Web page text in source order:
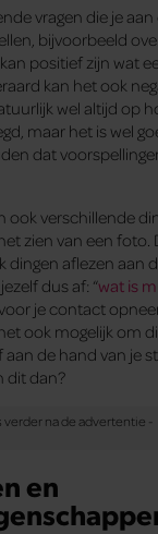
vragen die je aan
bijvoorbeeld
positief zijn wat
kan het ook
wel altijd op
maar het is wel
dat
ook verschillende
zien van een foto.
dingen aflezen aan
dus af: “wat is
voor je contact
ook mogelijk om
de hand van je
dit dan?
en